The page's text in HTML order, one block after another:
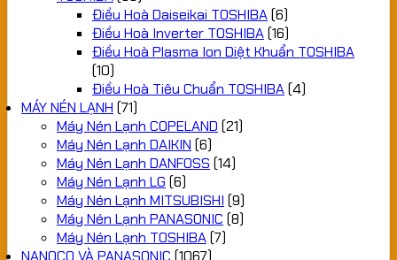
Điều Hoà Daiseikai TOSHIBA(6)
Điều Hoà Inverter TOSHIBA(16)
Điều Hoà Plasma Ion Diệt Khuẩn TOSHIBA
(10)
Điều Hoà Tiêu Chuẩn TOSHIBA(4)
MÁY NÉN LẠNH (71)
Máy Nén Lạnh COPELAND (21)
Máy Nén Lạnh DAIKIN (6)
Máy Nén Lạnh DANFOSS (14)
Máy Nén Lạnh LG (6)
Máy Nén Lạnh MITSUBISHI (9)
Máy Nén Lạnh PANASONIC (8)
Máy Nén Lạnh TOSHIBA(7)
NANOCO VÀ PANASONIC (1067)